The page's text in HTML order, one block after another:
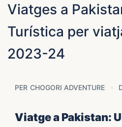
Viatges a
Turística per
2023-24
PER CHOGORI ADVENTURE
Viatge a Pakistan: